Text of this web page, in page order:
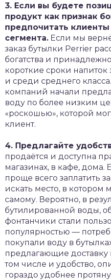
3. Если вы будете
продукт как признак
предпочитать
сегмента. Если мы
заказ бутылки Perrier
богатства и
короткие сроки напиток
и среди среднего
компаний начали
воду по более низким
«роскошью», которой
клиент.
4. Предлагайте
продаётся и доступна
магазинах, в кафе, дома.
проще всего заплатить
искать место, в котором
самому. Вероятно, в
бутилированной воды,
фонтанчики стали
популярностью —
покупали воду в
предлагающие
том числе и удобство,
гораздо удобнее